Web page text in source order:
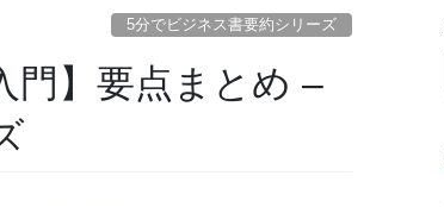
5分でビジネス書要約シリーズ
門】要点まとめ –